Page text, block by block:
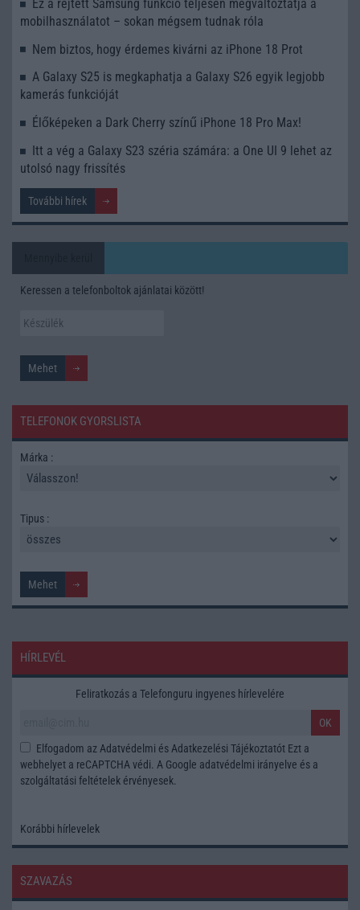
Ez a rejtett Samsung funkció teljesen megváltoztatja a
mobilhasználatot – sokan mégsem tudnak róla
Nem biztos, hogy érdemes kivárni az iPhone 18 Prot
A Galaxy S25 is megkaphatja a Galaxy S26 egyik legjobb
kamerás funkcióját
Élőképeken a Dark Cherry színű iPhone 18 Pro Max!
Itt a vég a Galaxy S23 széria számára: a One UI 9 lehet az
utolsó nagy frissítés
További hírek
Keressen a telefonboltok ajánlatai között!
TELEFONOK GYORSLISTA
Márka :
Tipus :
HÍRLEVÉL
Feliratkozás a Telefonguru ingyenes hírlevelére
OK
Elfogadom azAdatvédelmi és Adatkezelési Tájékoztatót Ezt a
webhelyet a reCAPTCHA védi. A Google adatvédelmi irányelve és a
szolgáltatási feltételek érvényesek.
Korábbi hírlevelek
SZAVAZÁS